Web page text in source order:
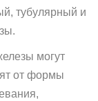
тубулярный и
могут
от формы